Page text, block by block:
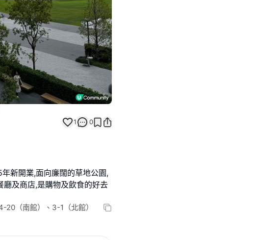
1 0
新開業,面向廉闊的草地公園,
及商店,是購物及飲食的好去
20（南館）、3-1（北館）